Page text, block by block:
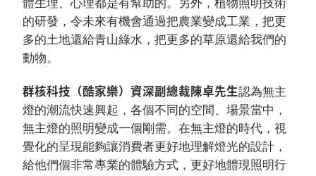
體生理、心理都是有幫助的。另外，植物照明技術
的研發，令未來有機會通過把農業變成工業，把更
多的土地還給青山綠水，把更多的草原還給我們的
動物。
群核科技（酷家樂）資深副總裁陳卓先生認為無主
燈的潮流快速興起，各個不同的空間、場景當中，
無主燈的照明變成一個剛需。在無主燈的時代，視
覺化的呈現能夠讓消費者更好地理解燈光的設計，
給他們個非常專業的體驗方式，更好地體現照明行